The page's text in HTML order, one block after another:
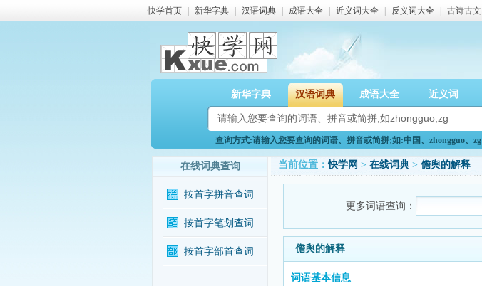
快学首页 新华字典 汉语词典 成语大全 近义词大全 反义词大全 古诗古文
新华字典 汉语词典 成语大全 近义词
查询方式:请输入您要查询的词语、拼音或简拼;如:中国、zhongguo、zg
在线词典查询
按首字拼音查词
按首字笔划查词
按首字部首查词
当前位置：快学网 > 在线词典 > 儋舆的解释
更多词语查询：
儋舆的解释
词语基本信息